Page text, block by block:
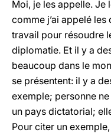
Moi, je les appelle. Je
comme j’ai appelé
travail pour résoudre
diplomatie. Et il y a
beaucoup dans le
se présentent: il y a
exemple; personne
un pays dictatorial;
Pour citer un